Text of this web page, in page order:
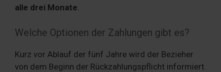
alle drei Monate.
Welche Optionen der Zahlungen gibt es?
Kurz vor Ablauf der fünf Jahre wird der Bezieher
von dem Beginn der Rückzahlungspflicht informiert.